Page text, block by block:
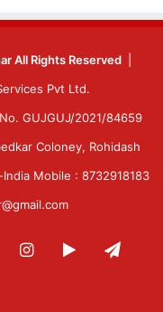
All Rights Reserved
Pvt Ltd.
GUJGUJ/2021/84659
Coloney, Rohidash
Mobile : 8732918183
Instagram
Google